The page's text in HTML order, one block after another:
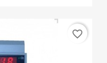
favorite_border